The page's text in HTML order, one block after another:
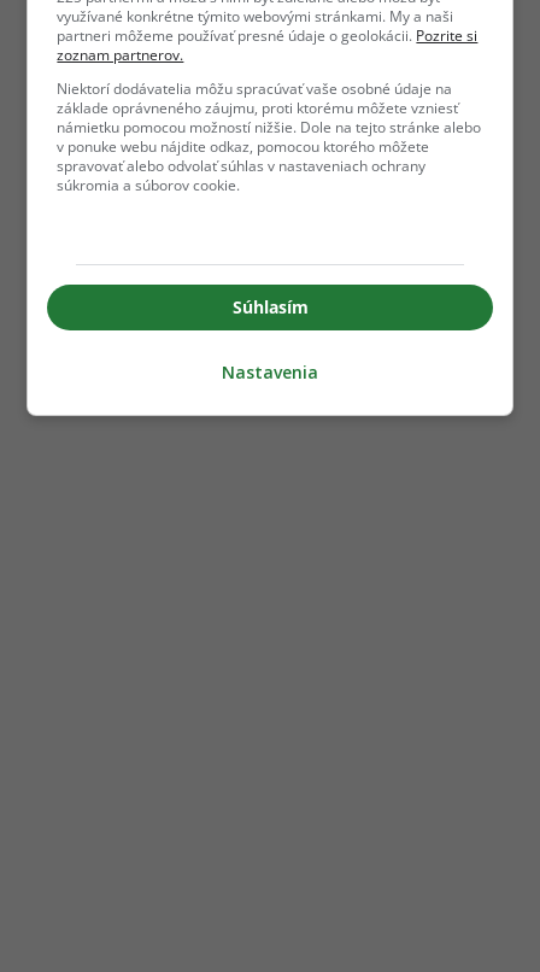
využívané konkrétne týmito webovými stránkami. My a naši
partneri môžeme používať presné údaje o geolokácii. Pozrite si
zoznam partnerov.
Niektorí dodávatelia môžu spracúvať vaše osobné údaje na
základe oprávneného záujmu, proti ktorému môžete vzniesť
námietku pomocou možností nižšie. Dole na tejto stránke alebo
v ponuke webu nájdite odkaz, pomocou ktorého môžete
spravovať alebo odvolať súhlas v nastaveniach ochrany
súkromia a súborov cookie.
Súhlasím
Nastavenia